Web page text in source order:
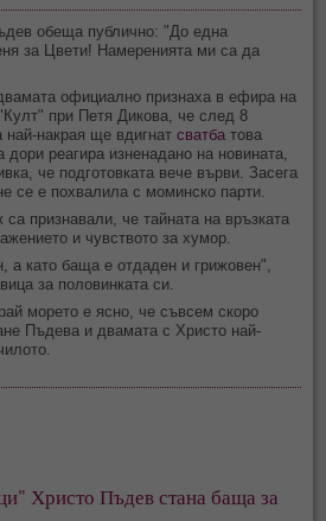
обеща публично: "До една
за Цвети! Намеренията ми са да
официално признаха в ефира на
при Петя Дикова, че след 8
най-накрая ще вдигнатсватба това
дори реагира изненадано на новината,
че подготовката вече върви. Засега
се е похвалила с моминско парти.
признавали, че тайната на връзката
и чувството за хумор.
а като баща е отдаден и грижовен",
за половинката си.
морето е ясно, че съвсем скоро
Пъдева и двамата с Христо най-
Христо Пъдев стана баща за